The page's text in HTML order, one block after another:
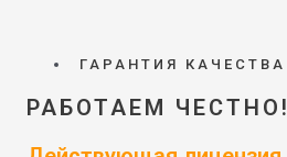
ГАРАНТИЯ КАЧЕСТВА
РАБОТАЕМ ЧЕСТНО!